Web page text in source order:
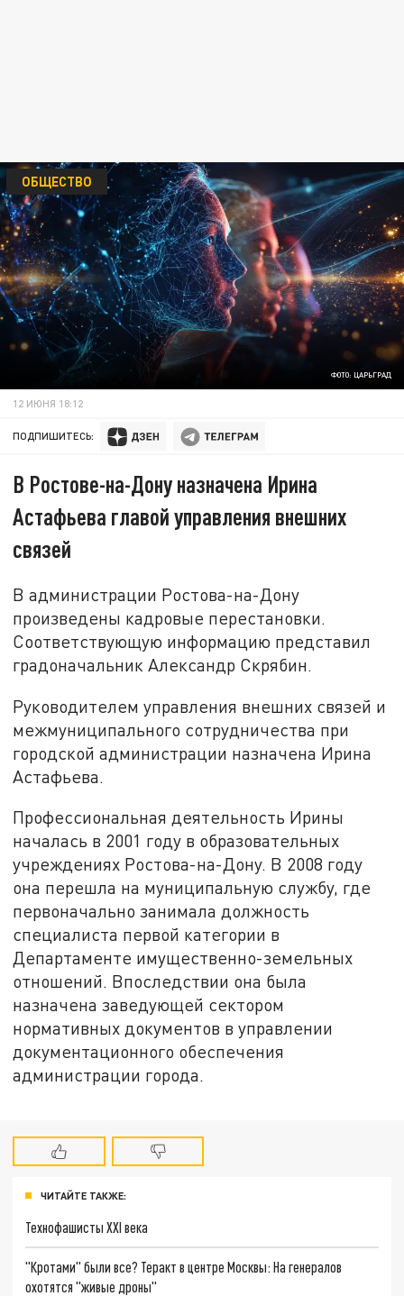
ФОТО: ЦАРЬГРАД
ОБЩЕСТВО
12 ИЮНЯ 18:12
ПОДПИШИТЕСЬ:
В Ростове-на-Дону назначена Ирина
Астафьева главой управления внешних
связей
В администрации Ростова-на-Дону
произведены кадровые перестановки.
Соответствующую информацию представил
градоначальник Александр Скрябин.
Руководителем управления внешних связей и
межмуниципального сотрудничества при
городской администрации назначена Ирина
Астафьева.
Профессиональная деятельность Ирины
началась в 2001 году в образовательных
учреждениях Ростова-на-Дону. В 2008 году
она перешла на муниципальную службу, где
первоначально занимала должность
специалиста первой категории в
Департаменте имущественно-земельных
отношений. Впоследствии она была
назначена заведующей сектором
нормативных документов в управлении
документационного обеспечения
администрации города.
ЧИТАЙТЕ ТАКЖЕ:
Технофашисты XXI века
"Кротами" были все? Теракт в центре Москвы: На генералов
охотятся "живые дроны"